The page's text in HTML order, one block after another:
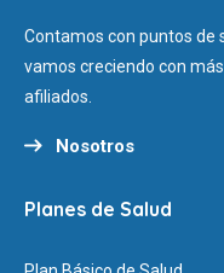
Contamos con puntos de
vamos creciendo con
afiliados.
Nosotros
Planes de Salud